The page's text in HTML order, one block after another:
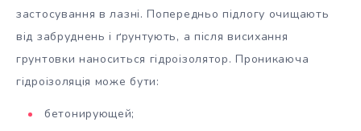
застосування в лазні. Попередньо підлогу очищають
від забруднень і ґрунтують, а після висихання
грунтовки наноситься гідроізолятор. Проникаюча
гідроізоляція може бути:
бетонирующей;